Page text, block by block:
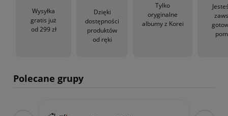
Wysyłka
gratis już
od 299 zł
Dzięki
dostępności
produktów
od ręki
Tylko
oryginalne
albumy z Korei
Polecane grupy